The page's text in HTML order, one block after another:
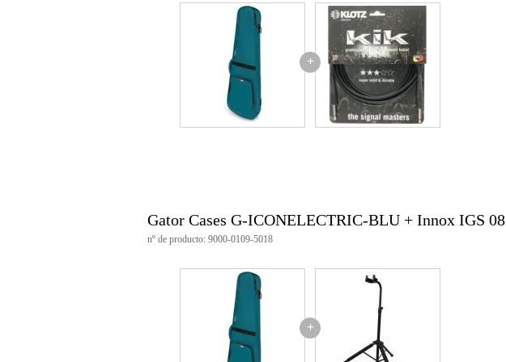
interior de terciopelo suave
reposacuellos extraíble
bolsillos adicionales para accesorios
correas ajustables tipo mochila
asa ergonómica
color: azul
dimensiones interiores:
largo: 107,95 cm
anchura: 34,29 cm
+
Gator Cases G-ICONELECTRIC-BLU + Innox IGS 08
nº de producto: 9000-0109-5018
+